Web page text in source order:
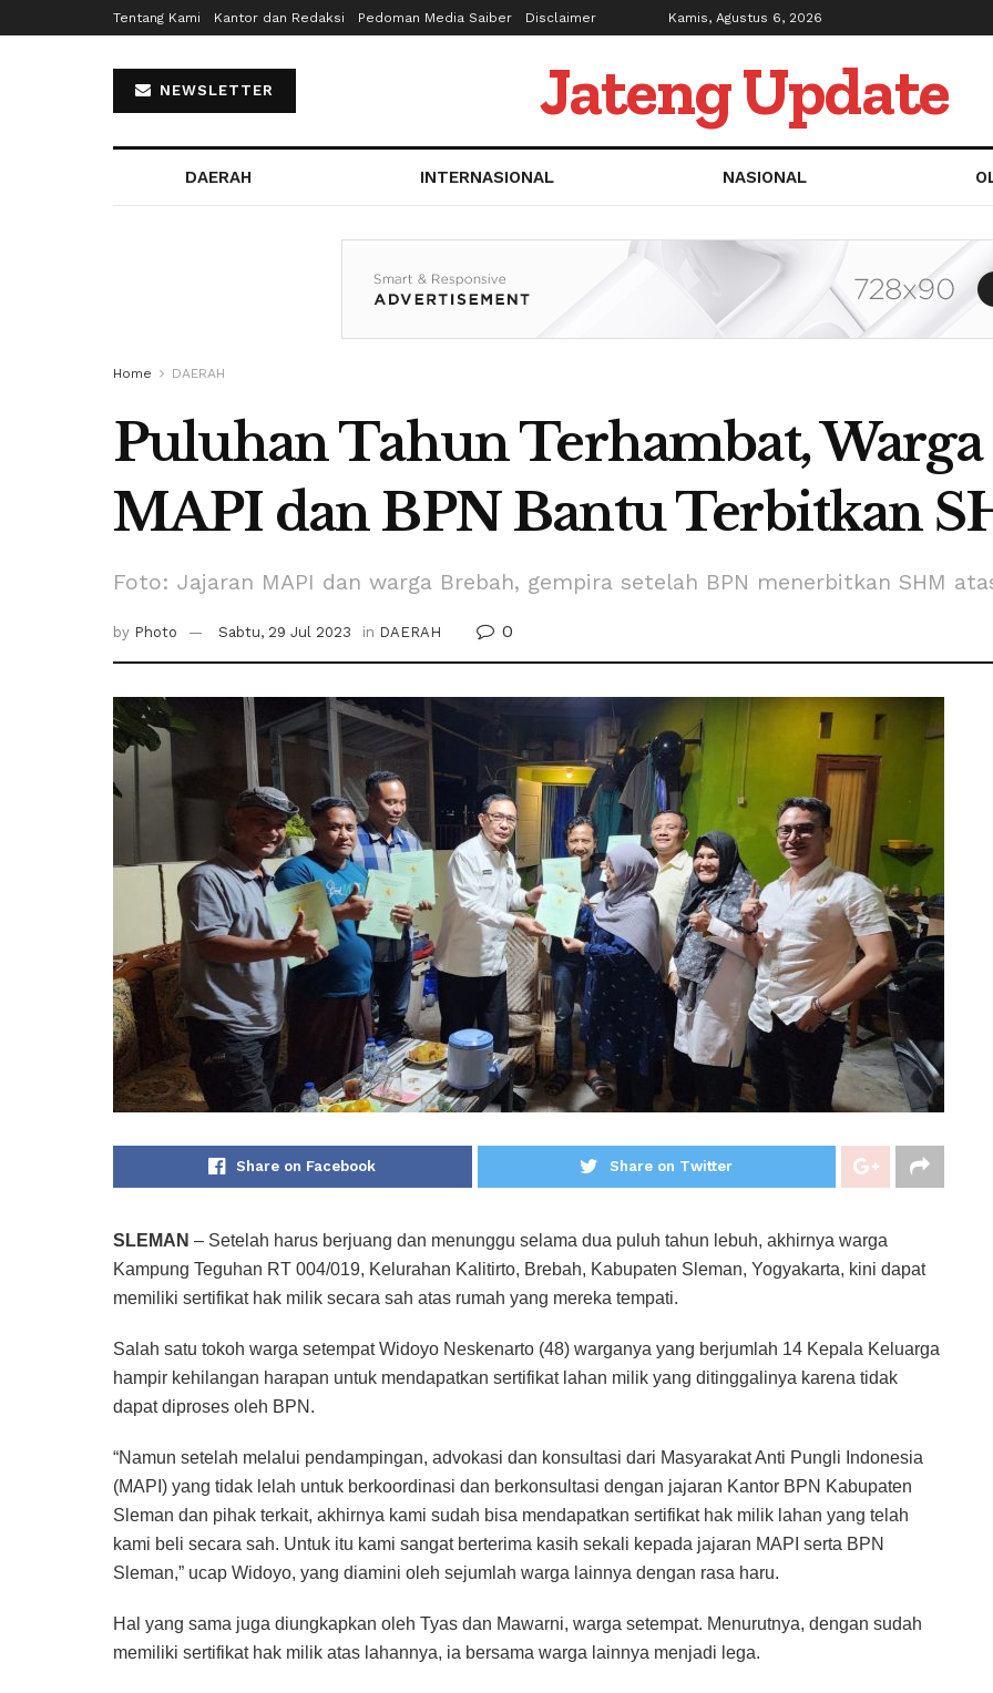
Tentang Kami Kantor dan Redaksi Pedoman Media Saiber Disclaimer Kamis, Agustus 6, 2026
NEWSLETTER Jateng Update
DAERAH INTERNASIONAL NASIONAL
Home DAERAH
Puluhan Tahun Terhambat,
MAPI dan BPN Bantu Terbitkan
Foto: Jajaran MAPI dan warga Brebah, gempira setelah BPN menerbitkan SHM
by Photo Sabtu, 29 Jul 2023 in DAERAH 0
Share on Facebook Share on Twitter
SLEMAN – Setelah harus berjuang dan menunggu selama dua puluh tahun lebuh, akhirnya warga
Kampung Teguhan RT 004/019, Kelurahan Kalitirto, Brebah, Kabupaten Sleman, Yogyakarta, kini dapat
memiliki sertifikat hak milik secara sah atas rumah yang mereka tempati.
Salah satu tokoh warga setempat Widoyo Neskenarto (48) warganya yang berjumlah 14 Kepala Keluarga
hampir kehilangan harapan untuk mendapatkan sertifikat lahan milik yang ditinggalinya karena tidak
dapat diproses oleh BPN.
“Namun setelah melalui pendampingan, advokasi dan konsultasi dari Masyarakat Anti Pungli Indonesia
(MAPI) yang tidak lelah untuk berkoordinasi dan berkonsultasi dengan jajaran Kantor BPN Kabupaten
Sleman dan pihak terkait, akhirnya kami sudah bisa mendapatkan sertifikat hak milik lahan yang telah
kami beli secara sah. Untuk itu kami sangat berterima kasih sekali kepada jajaran MAPI serta BPN
Sleman,” ucap Widoyo, yang diamini oleh sejumlah warga lainnya dengan rasa haru.
Hal yang sama juga diungkapkan oleh Tyas dan Mawarni, warga setempat. Menurutnya, dengan sudah
memiliki sertifikat hak milik atas lahannya, ia bersama warga lainnya menjadi lega.